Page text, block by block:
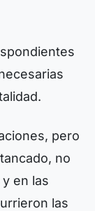
pero
no
en las
las